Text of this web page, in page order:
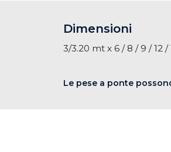
Dimensioni
3/3.20 mt x 6 / 8 / 9 / 12 /
Le pese a ponte